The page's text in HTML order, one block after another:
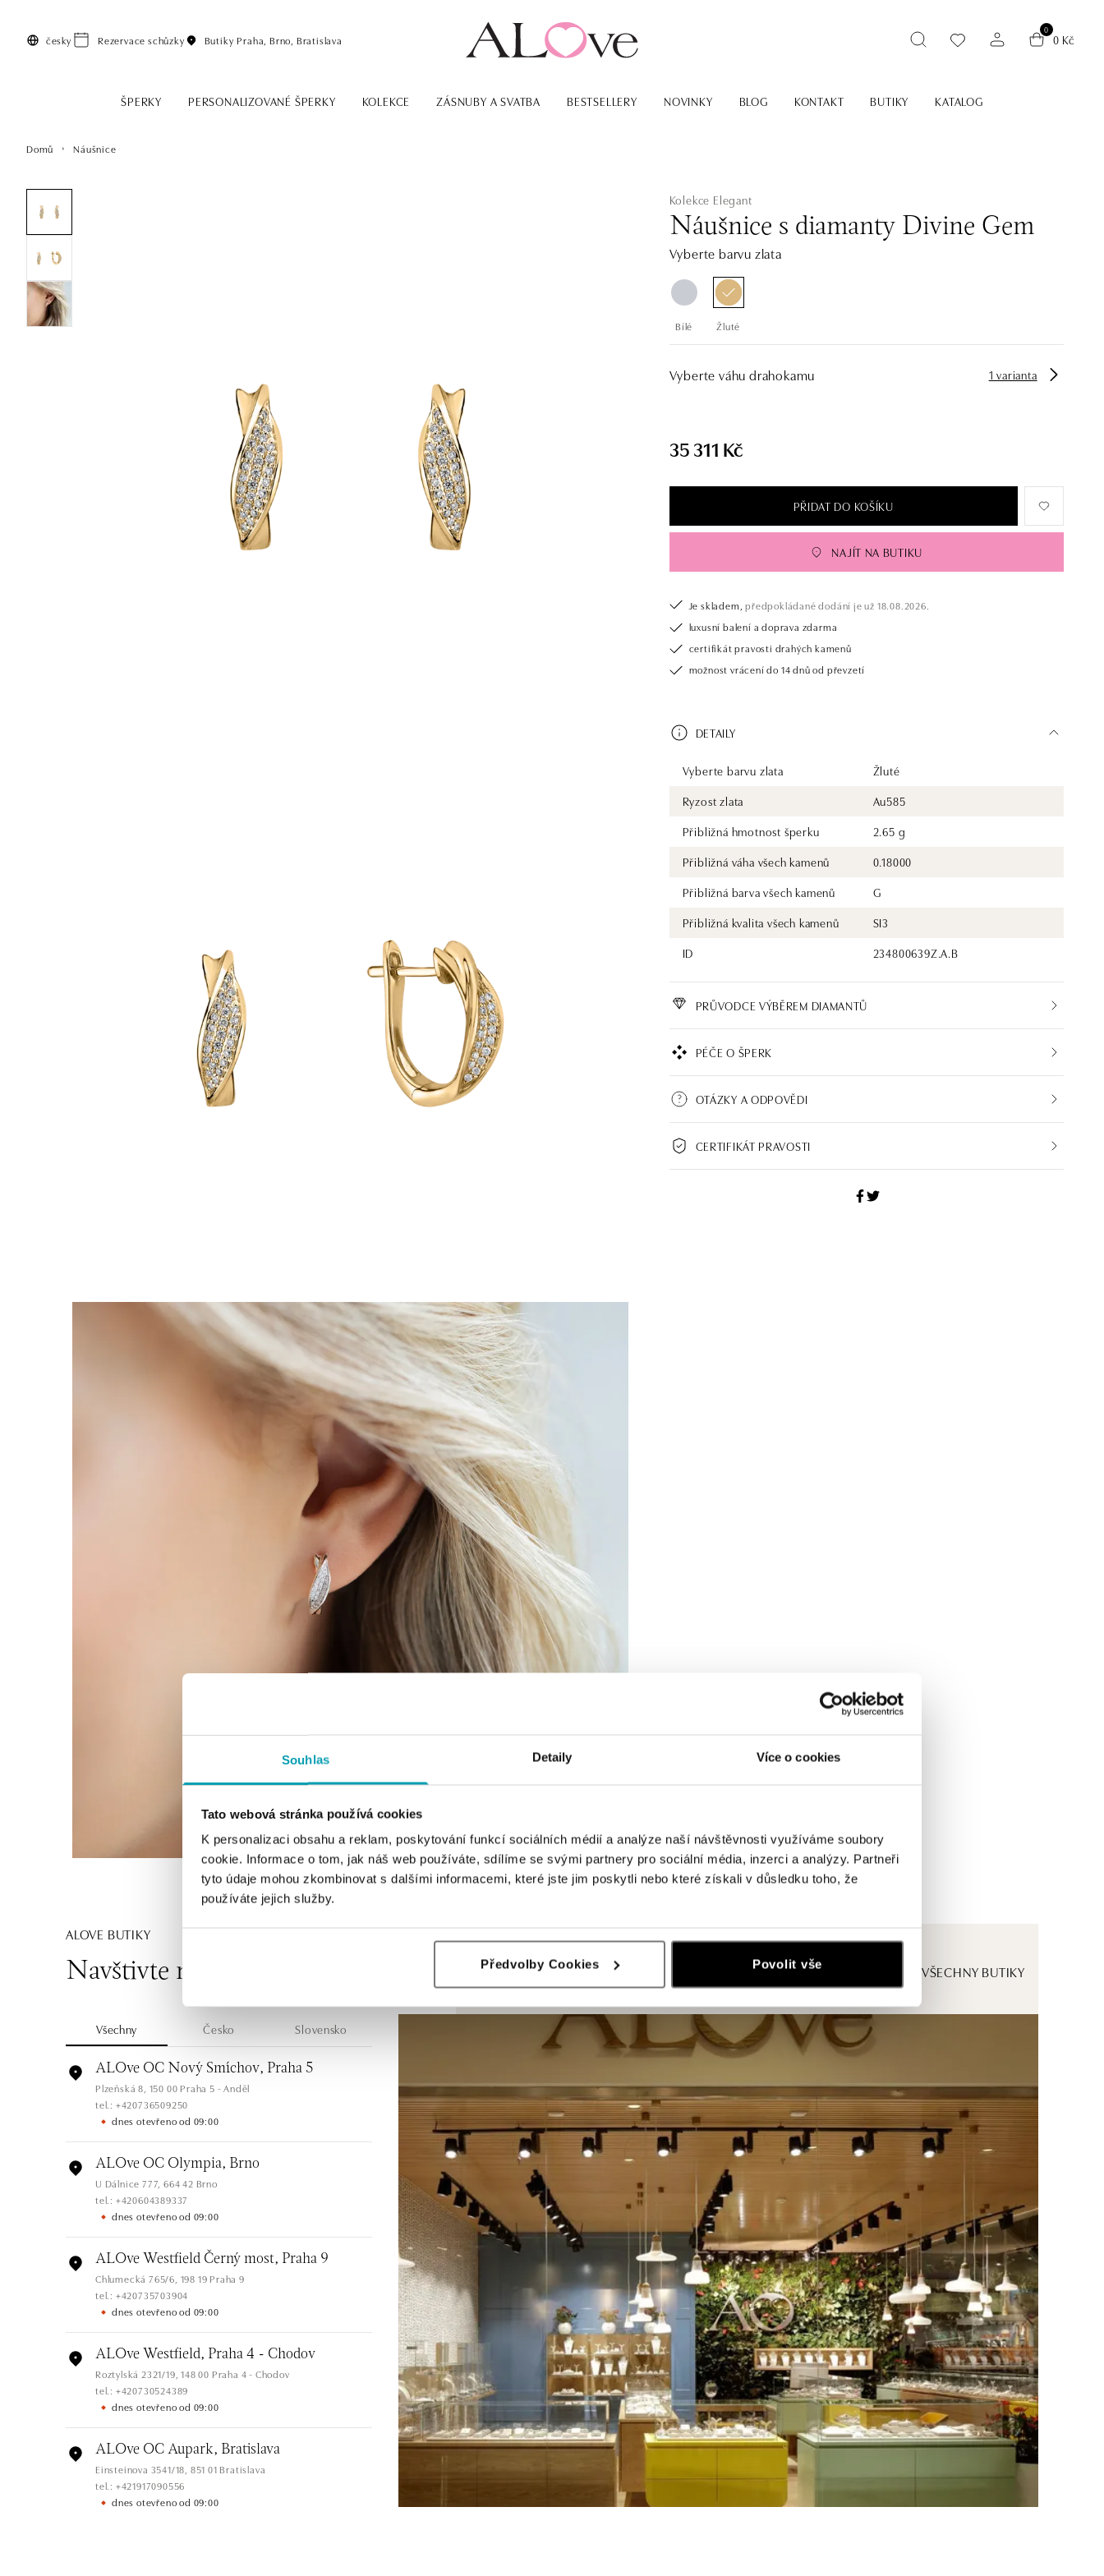
Souhlas Detaily Více o cookies
Tato webová stránka používá cookies
K personalizaci obsahu a reklam, poskytování funkcí sociálních médií a analýze naší návštěvnosti využíváme soubory
cookie. Informace o tom, jak náš web používáte, sdílíme se svými partnery pro sociální média, inzerci a analýzy. Partneři
tyto údaje mohou zkombinovat s dalšími informacemi, které jste jim poskytli nebo které získali v důsledku toho, že
používáte jejich služby.
Předvolby Cookies Povolit vše
česky Rezervace schůzky Butiky Praha, Brno, Bratislava
0
0 Kč
ŠPERKY PERSONALIZOVANÉ ŠPERKY KOLEKCE ZÁSNUBY A SVATBA BESTSELLERY NOVINKY BLOG KONTAKT BUTIKY KATALOG
Domů Náušnice
Kolekce Elegant
Náušnice s diamanty Divine Gem
Vyberte barvu zlata
Bílé Žluté
Vyberte váhu drahokamu 1 varianta
35 311 Kč
PŘIDAT DO KOŠÍKU
NAJÍT NA BUTIKU
Je skladem, předpokládané dodání je už 18.08.2026.
luxusní balení a doprava zdarma
certifikát pravosti drahých kamenů
možnost vrácení do 14 dnů od převzetí
DETAILY
Vyberte barvu zlata
Žluté
Ryzost zlata
Au585
Přibližná hmotnost šperku
2.65 g
Přibližná váha všech kamenů
0.18000
Přibližná barva všech kamenů
G
Přibližná kvalita všech kamenů
SI3
ID
234800639Z.A.B
PRŮVODCE VÝBĚREM DIAMANTŮ
PÉČE O ŠPERK
OTÁZKY A ODPOVĚDI
CERTIFIKÁT PRAVOSTI
ALOVE BUTIKY
Navštivte naše butiky ZOBRAZIT VŠECHNY BUTIKY
Všechny Česko Slovensko
ALOve OC Nový Smíchov, Praha 5
Plzeňská 8, 150 00 Praha 5 - Anděl
tel.: +420736509250
dnes otevřeno od 09:00
ALOve OC Olympia, Brno
U Dálnice 777, 664 42 Brno
tel.: +420604389337
dnes otevřeno od 09:00
ALOve Westfield Černý most, Praha 9
Chlumecká 765/6, 198 19 Praha 9
tel.: +420735703904
dnes otevřeno od 09:00
ALOve Westfield, Praha 4 - Chodov
Roztylská 2321/19, 148 00 Praha 4 - Chodov
tel.: +420730524389
dnes otevřeno od 09:00
ALOve OC Aupark, Bratislava
Einsteinova 3541/18, 851 01 Bratislava
tel.: +421917090556
dnes otevřeno od 09:00